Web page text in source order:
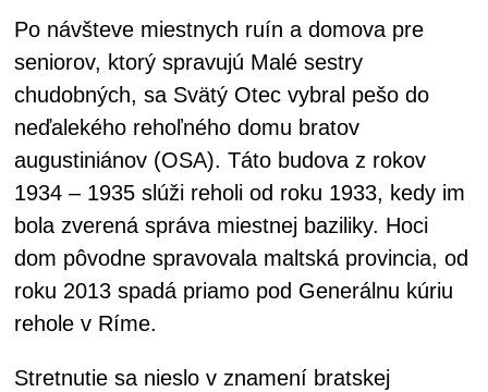
Po návšteve miestnych ruín a domova pre
seniorov, ktorý spravujú Malé sestry
chudobných, sa Svätý Otec vybral pešo do
neďalekého rehoľného domu bratov
augustiniánov (OSA). Táto budova z rokov
1934 – 1935 slúži reholi od roku 1933, kedy im
bola zverená správa miestnej baziliky. Hoci
dom pôvodne spravovala maltská provincia, od
roku 2013 spadá priamo pod Generálnu kúriu
rehole v Ríme.
Stretnutie sa nieslo v znamení bratskej